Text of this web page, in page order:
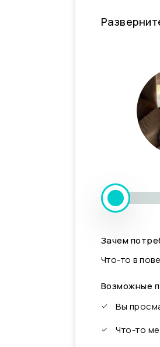
Зачем
Что-то в
Возможные
Вы
Что-то